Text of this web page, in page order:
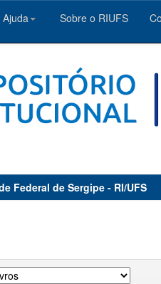
Ajuda Sobre o RIUFS
Federal de Sergipe - RI/UFS